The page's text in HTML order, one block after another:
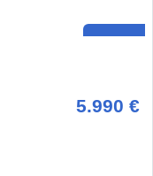
5.990 €